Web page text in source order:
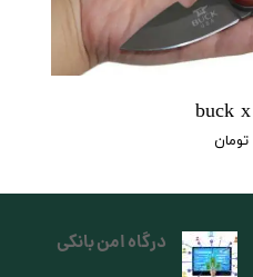
درگاه امن بانکی